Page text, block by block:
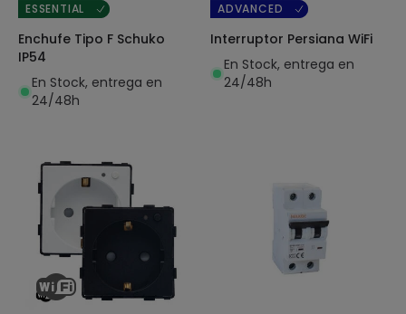
ESSENTIAL
Enchufe Tipo F Schuko
IP54
En Stock, entrega en
24/48h
ADVANCED
Interruptor Persiana WiFi
En Stock, entrega en
24/48h